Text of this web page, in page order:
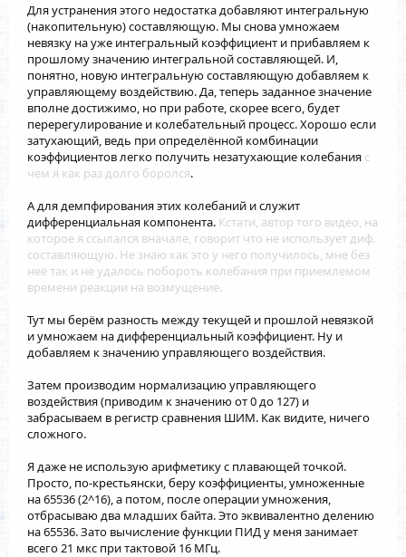
Для устранения этого недостатка добавляют интегральную
(накопительную) составляющую. Мы снова умножаем
невязку на уже интегральный коэффициент и прибавляем к
прошлому значению интегральной составляющей. И,
понятно, новую интегральную составляющую добавляем к
управляющему воздействию. Да, теперь заданное значение
вполне достижимо, но при работе, скорее всего, будет
перерегулирование и колебательный процесс. Хорошо если
затухающий, ведь при определённой комбинации
коэффициентов легко получить незатухающие колебания с
чем я как раз долго боролся.
А для демпфирования этих колебаний и служит
дифференциальная компонента. Кстати, автор того видео, на
которое я ссылался вначале, говорит что не использует диф.
составляющую. Не знаю как это у него получилось, мне без
неё так и не удалось побороть колебания при приемлемом
времени реакции на возмущение.
Тут мы берём разность между текущей и прошлой невязкой
и умножаем на дифференциальный коэффициент. Ну и
добавляем к значению управляющего воздействия.
Затем производим нормализацию управляющего
воздействия (приводим к значению от 0 до 127) и
забрасываем в регистр сравнения ШИМ. Как видите, ничего
сложного.
Я даже не использую арифметику с плавающей точкой.
Просто, по-крестьянски, беру коэффициенты, умноженные
на 65536 (2^16), а потом, после операции умножения,
отбрасываю два младших байта. Это эквивалентно делению
на 65536. Зато вычисление функции ПИД у меня занимает
всего 21 мкс при тактовой 16 МГц.